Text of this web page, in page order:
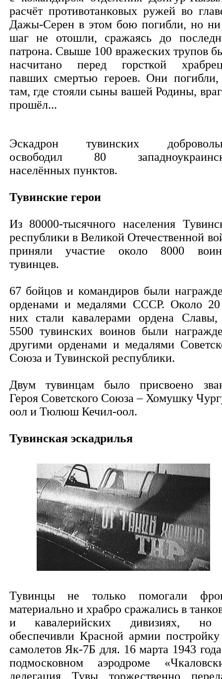
расчёт противотанковых ружей во
Дажы-Серен в этом бою погибли, но
шаг не отошли, сражаясь до
патрона. Свыше 100 вражеских трупов
насчитано перед горсткой
павших смертью героев. Они
там, где стояли сыны вашей Родины,
прошёл...
Эскадрон тувинских
освободил 80
населённых пунктов.
Тувинские герои
Из 80000-тысячного населения
республики в Великой Отечественной
приняли участие около 8000
тувинцев.
67 бойцов и командиров были
орденами и медалями СССР. Около
них стали кавалерами ордена
5500 тувинских воинов были
другими орденами и медалями
Союза и Тувинской республики.
Двум тувинцам было присвоено
Героя Советского Союза – Хомушку
оол и Тюлюш Кечил-оол.
Тувинская эскадрилья
Тувинцы не только помогали
материально и храбро сражались в
и кавалерийских дивизиях,
обеспечивли Красной армии
самолетов Як-7Б для. 16 марта 1943
подмосковном аэродроме
делегация Тувы торжественно